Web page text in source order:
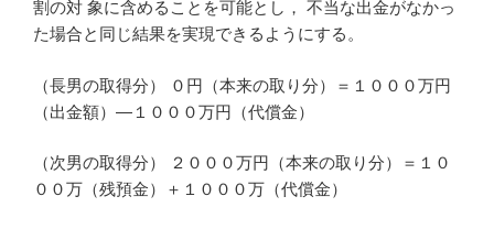
割の対 象に含めることを可能とし， 不当な出金がなかっ
た場合と同じ結果を実現できるようにする。
（長男の取得分） ０円（本来の取り分）＝１０００万円
（出金額）―１０００万円（代償金）
（次男の取得分） ２０００万円（本来の取り分）＝１０
００万（残預金）＋１０００万（代償金）